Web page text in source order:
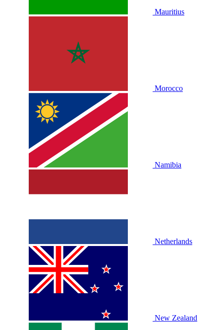
Mauritius
Morocco
Namibia
Netherlands
New Zealand